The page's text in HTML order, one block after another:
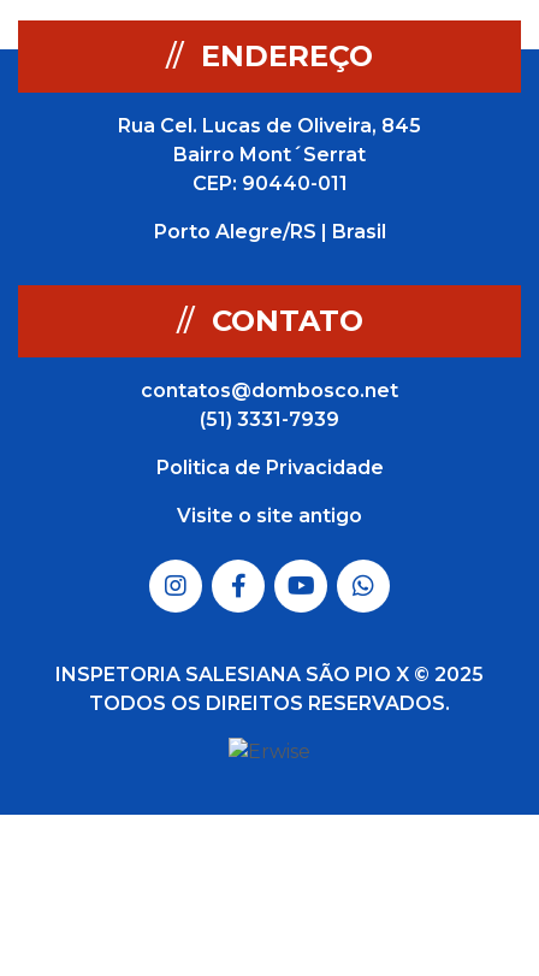
// ENDEREÇO
Rua Cel. Lucas de Oliveira, 845
Bairro Mont´Serrat
CEP: 90440-011
Porto Alegre/RS | Brasil
// CONTATO
contatos@dombosco.net
(51) 3331-7939
Politica de Privacidade
Visite o site antigo
INSPETORIA SALESIANA SÃO PIO X © 2025
TODOS OS DIREITOS RESERVADOS.